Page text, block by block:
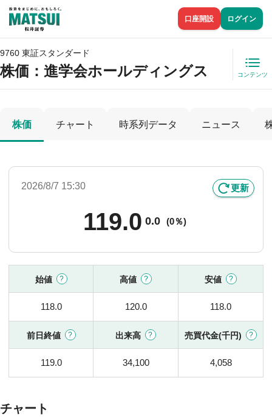
口座開設 ログイン
9760 東証スタンダード
株価 ：進学会ホールディングス コンテンツ
株価 チャート 時系列データ ニュース
2026/8/7 15:30 更新
119.0 0.0 (0％)
始値 高値 安値
118.0 120.0 118.0
前日終値 出来高 売買代金(千円)
119.0 34,100 4,058
チャート